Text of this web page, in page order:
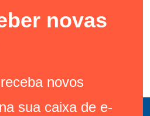
novas
novos
sua caixa de e-